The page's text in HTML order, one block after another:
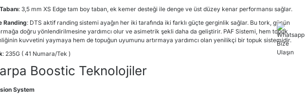
: 3,5 mm XS Edge tam boy taban, ek kemer desteği ile denge ve üst düzey kenar performansı sağlar.
Randing: DTS aktif randing sistemi ayağın her iki tarafında iki farklı güçte gerginlik sağlar. Bu tork, gücün
doğru yönlendirilmesine yardımcı olur ve asimetrik şekli daha da geliştirir. PAF Sistemi, hem topuk
kuvvetini yaymaya hem de topuğun uyumunu artırmaya yardımcı olan yenilikçi bir topuk sistemidir.
: 235G ( 41 Numara/Tek )
Boostic Teknolojiler
System